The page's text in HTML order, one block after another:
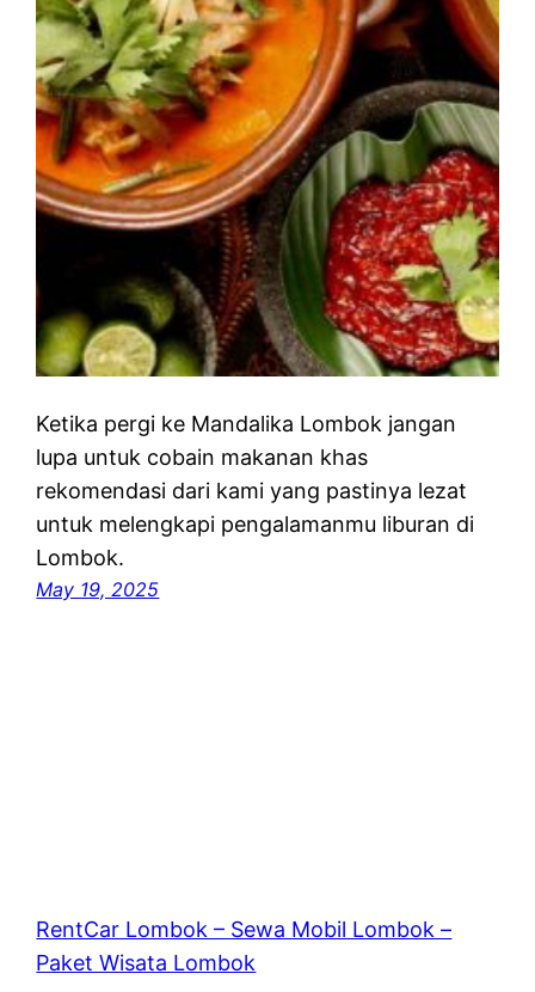
Ketika pergi ke Mandalika Lombok jangan
lupa untuk cobain makanan khas
rekomendasi dari kami yang pastinya lezat
untuk melengkapi pengalamanmu liburan di
Lombok.
May 19, 2025
RentCar Lombok – Sewa Mobil Lombok –
Paket Wisata Lombok